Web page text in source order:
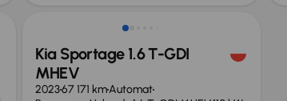
Kia Sportage 1.6 T-GDI
MHEV
202367 171 kmAutomat